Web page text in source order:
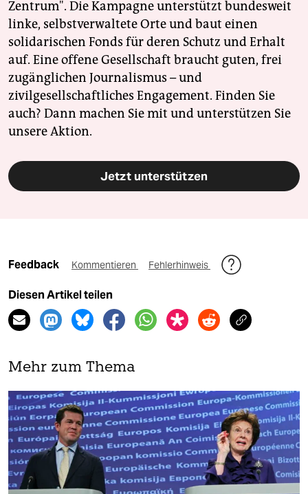
Zentrum". Die Kampagne unterstützt bundesweit
linke, selbstverwaltete Orte und baut einen
solidarischen Fonds für deren Schutz und Erhalt
auf. Eine offene Gesellschaft braucht guten, frei
zugänglichen Journalismus – und
zivilgesellschaftliches Engagement. Finden Sie
auch? Dann machen Sie mit und unterstützen Sie
unsere Aktion.
Jetzt unterstützen
Feedback Kommentieren Fehlerhinweis
Diesen Artikel teilen
Mehr zum Thema